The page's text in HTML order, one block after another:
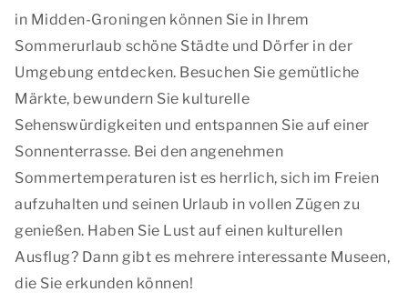
in Midden-Groningen können Sie in Ihrem
Sommerurlaub schöne Städte und Dörfer in der
Umgebung entdecken. Besuchen Sie gemütliche
Märkte, bewundern Sie kulturelle
Sehenswürdigkeiten und entspannen Sie auf einer
Sonnenterrasse. Bei den angenehmen
Sommertemperaturen ist es herrlich, sich im Freien
aufzuhalten und seinen Urlaub in vollen Zügen zu
genießen. Haben Sie Lust auf einen kulturellen
Ausflug? Dann gibt es mehrere interessante Museen,
die Sie erkunden können!